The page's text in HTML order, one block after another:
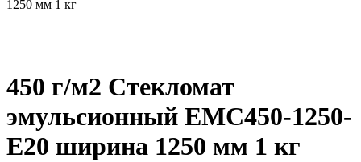
1250 мм 1 кг
450 г/м2 Стекломат
эмульсионный ЕМС450-1250-
E20 ширина 1250 мм 1 кг